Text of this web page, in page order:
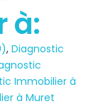
à:
,Diagnostic
Immobilier à
à Muret